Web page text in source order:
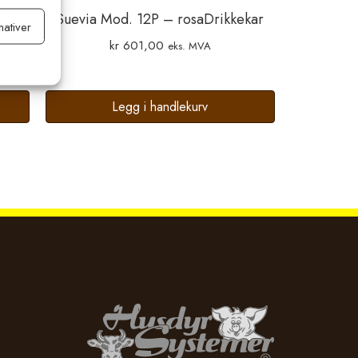
aktiv Suevia Mod. 12P – rosaDrikkekar
kr601,00 eks. MVA
Legg i handlekurv